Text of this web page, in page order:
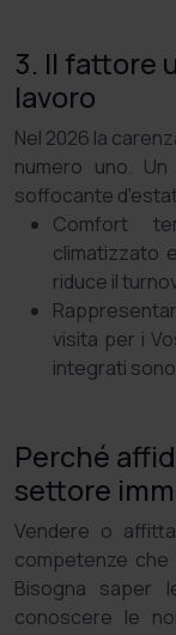
3. Il fattore
lavoro
Nel 2026 la
numero uno.
soffocante
Comfort
climatizzato
riduce il
visita per i
integrati
Perché
settore
Vendere o
competenze che
Bisogna saper
conoscere le